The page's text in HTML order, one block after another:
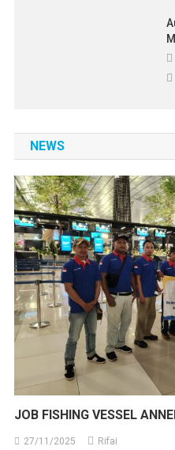
NEWS
JOB FISHING VESSEL
27/11/2025 Rifai